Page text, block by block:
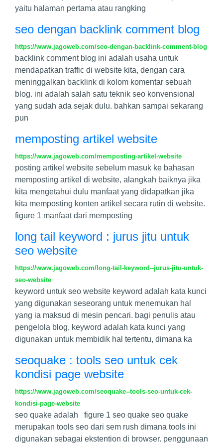
yaitu halaman pertama atau rangking
seo dengan backlink comment blog
https://www.jagoweb.com/seo-dengan-backlink-comment-blog
backlink comment blog ini adalah usaha untuk
mendapatkan traffic di website kita, dengan cara
meninggalkan backlink di kolom komentar sebuah
blog. ini adalah salah satu teknik seo konvensional
yang sudah ada sejak dulu. bahkan sampai sekarang
pun
memposting artikel website
https://www.jagoweb.com/memposting-artikel-website
posting artikel website sebelum masuk ke bahasan
memposting artikel di website, alangkah baiknya jika
kita mengetahui dulu manfaat yang didapatkan jika
kita memposting konten artikel secara rutin di website.
figure 1 manfaat dari memposting
long tail keyword : jurus jitu untuk
seo website
https://www.jagoweb.com/long-tail-keyword--jurus-jitu-untuk-
seo-website
keyword untuk seo website keyword adalah kata kunci
yang digunakan seseorang untuk menemukan hal
yang ia maksud di mesin pencari. bagi penulis atau
pengelola blog, keyword adalah kata kunci yang
digunakan untuk membidik hal tertentu, dimana ka
seoquake : tools seo untuk cek
kondisi page website
https://www.jagoweb.com/seoquake--tools-seo-untuk-cek-
kondisi-page-website
seo quake adalah figure 1 seo quake seo quake
merupakan tools seo dari sem rush dimana tools ini
digunakan sebagai ekstention di browser. penggunaan